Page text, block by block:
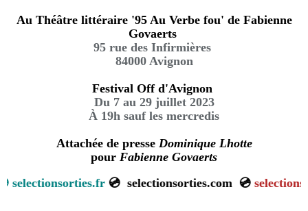
Au Théâtre littéraire '95 Au Verbe fou' de Fabienne
Govaerts
95 rue des Infirmières
84000 Avignon
Festival Off d'Avignon
Du 7 au 29 juillet 2023
À 19h sauf les mercredis
Attachée de presse Dominique Lhotte
pour Fabienne Govaerts
selectionsorties.fr💿 selectionsorties.com💿